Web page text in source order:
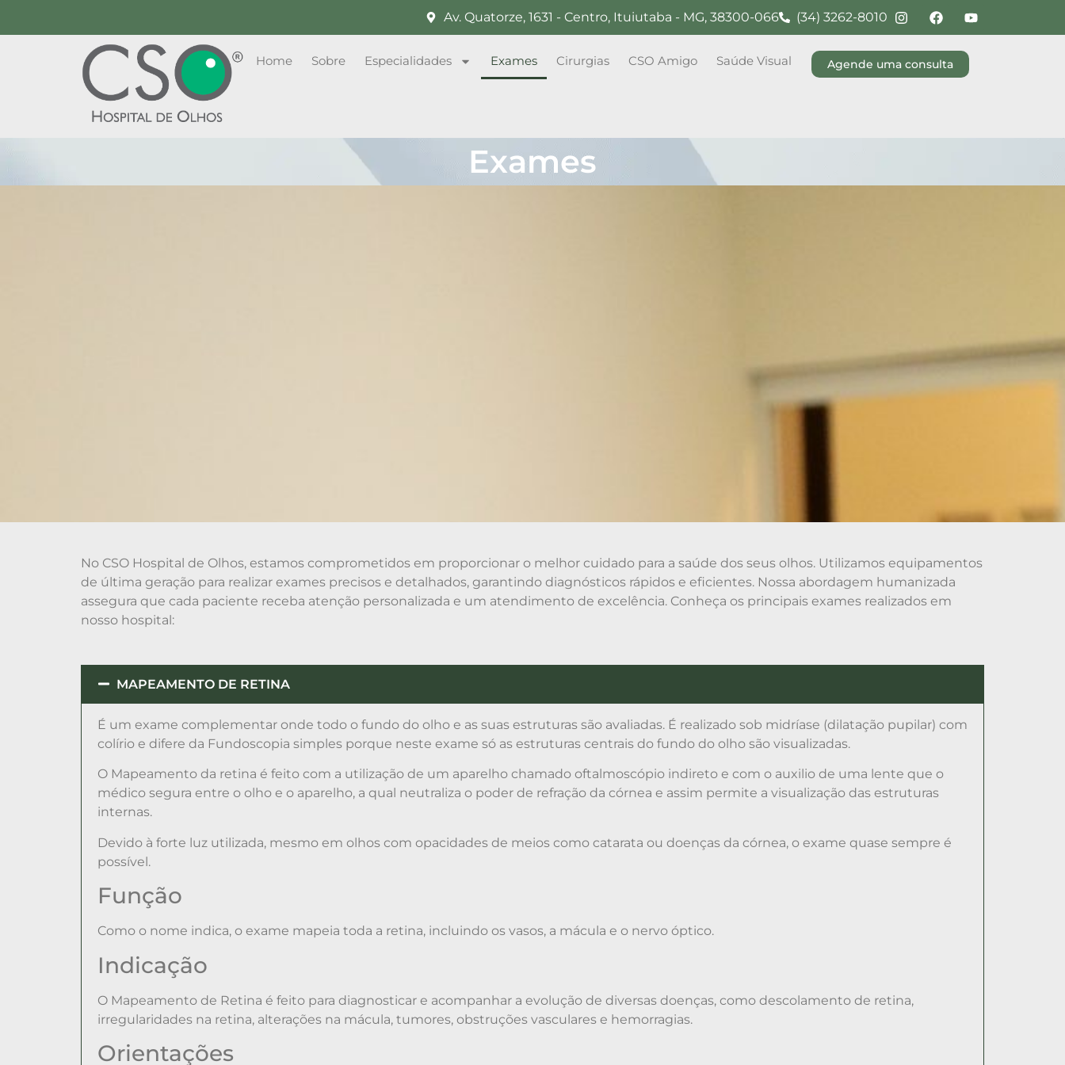
Av. Quatorze, 1631 - Centro, Ituiutaba - MG, 38300-066 (34) 3262-8010
Home Sobre Especialidades Exames Cirurgias CSO Amigo Saúde Visual Agende uma consulta
Exames
No CSO Hospital de Olhos, estamos comprometidos em proporcionar o melhor cuidado para a saúde dos seus olhos. Utilizamos equipamentos
de última geração para realizar exames precisos e detalhados, garantindo diagnósticos rápidos e eficientes. Nossa abordagem humanizada
assegura que cada paciente receba atenção personalizada e um atendimento de excelência. Conheça os principais exames realizados em
nosso hospital:
MAPEAMENTO DE RETINA
É um exame complementar onde todo o fundo do olho e as suas estruturas são avaliadas. É realizado sob midríase (dilatação pupilar) com
colírio e difere da Fundoscopia simples porque neste exame só as estruturas centrais do fundo do olho são visualizadas.
O Mapeamento da retina é feito com a utilização de um aparelho chamado oftalmoscópio indireto e com o auxilio de uma lente que o
médico segura entre o olho e o aparelho, a qual neutraliza o poder de refração da córnea e assim permite a visualização das estruturas
internas.
Devido à forte luz utilizada, mesmo em olhos com opacidades de meios como catarata ou doenças da córnea, o exame quase sempre é
possível.
Função
Como o nome indica, o exame mapeia toda a retina, incluindo os vasos, a mácula e o nervo óptico.
Indicação
O Mapeamento de Retina é feito para diagnosticar e acompanhar a evolução de diversas doenças, como descolamento de retina,
irregularidades na retina, alterações na mácula, tumores, obstruções vasculares e hemorragias.
Orientações